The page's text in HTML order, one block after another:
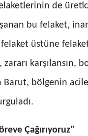
de
bu felaket,
üstüne
karşılansın,
bölgenin
Çağırıyoruz"